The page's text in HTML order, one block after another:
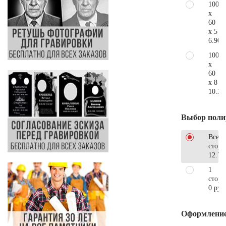
100
x
60
x 5
100
x
60
x 8
Выбор
Все
1
0 руб.